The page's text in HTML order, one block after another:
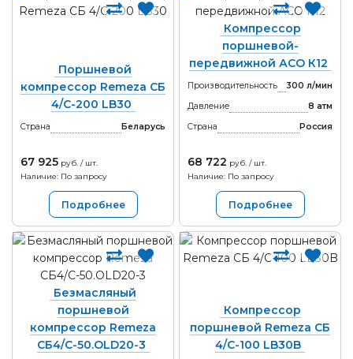
Поршневой
компрессор Remeza СБ
4/С-200 LB30
Страна Беларусь
67 925 руб. / шт.
Наличие: По запросу
Подробнее
Компрессор
поршневой-
передвижной АСО К12
Производительность
300 л/мин
Давление
8 атм
Страна
Россия
68 722 руб. / шт.
Наличие: По запросу
Подробнее
Безмасляный
поршневой
компрессор Remeza
СБ4/C-50.OLD20-3
Компрессор
поршневой Remeza СБ
4/С-100 LB30B